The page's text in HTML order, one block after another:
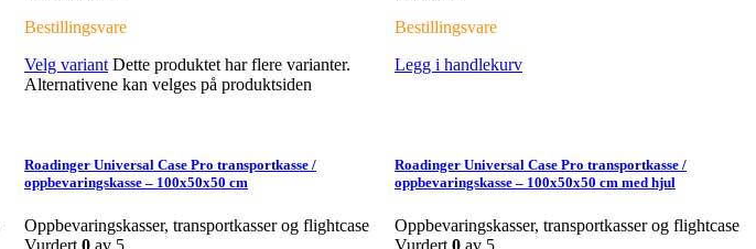
Bestillingsvare
Velg variant Dette produktet har flere varianter.
Alternativene kan velges på produktsiden
Bestillingsvare
Legg i handlekurv
Roadinger Universal Case Pro transportkasse /
oppbevaringskasse – 100x50x50 cm
Oppbevaringskasser, transportkasser og flightcase
Vurdert 0 av 5
Roadinger Universal Case Pro transportkasse /
oppbevaringskasse – 100x50x50 cm med hjul
Oppbevaringskasser, transportkasser og flightcase
Vurdert 0 av 5